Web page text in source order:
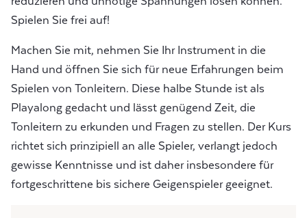
Spielen Sie frei auf!
Machen Sie mit, nehmen Sie Ihr Instrument in die
Hand und öffnen Sie sich für neue Erfahrungen beim
Spielen von Tonleitern. Diese halbe Stunde ist als
Playalong gedacht und lässt genügend Zeit, die
Tonleitern zu erkunden und Fragen zu stellen. Der Kurs
richtet sich prinzipiell an alle Spieler, verlangt jedoch
gewisse Kenntnisse und ist daher insbesondere für
fortgeschrittene bis sichere Geigenspieler geeignet.